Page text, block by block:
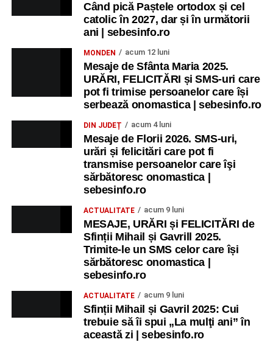
Când pică Paștele ortodox și cel
catolic în 2027, dar și în următorii
ani | sebesinfo.ro
MONDEN acum 12 luni
Mesaje de Sfânta Maria 2025.
URĂRI, FELICITĂRI și SMS-uri care
pot fi trimise persoanelor care își
serbează onomastica | sebesinfo.ro
DIN JUDEȚ acum 4 luni
Mesaje de Florii 2026. SMS-uri,
urări și felicitări care pot fi
transmise persoanelor care îşi
sărbătoresc onomastica |
sebesinfo.ro
ACTUALITATE acum 9 luni
MESAJE, URĂRI și FELICITĂRI de
Sfinții Mihail și Gavrill 2025.
Trimite-le un SMS celor care își
sărbătoresc onomastica |
sebesinfo.ro
ACTUALITATE acum 9 luni
Sfinții Mihail și Gavril 2025: Cui
trebuie să îi spui „La mulţi ani” în
această zi | sebesinfo.ro